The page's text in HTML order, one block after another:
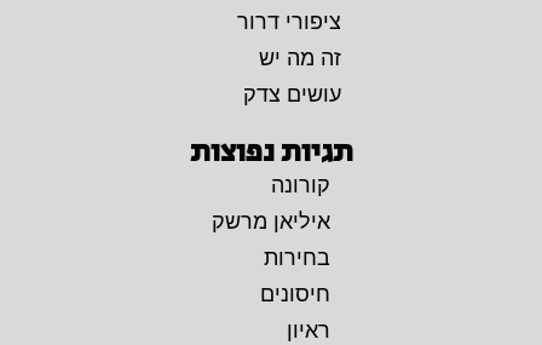
ציפורי דרור
זה מה יש
עושים צדק
תגיות נפוצות
קורונה
איליאן מרשק
בחירות
חיסונים
ראיון